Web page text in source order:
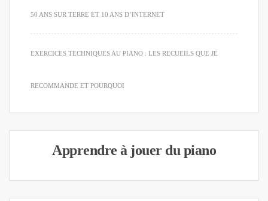
50 ANS SUR TERRE ET 10 ANS D’INTERNET
EXERCICES TECHNIQUES AU PIANO : LES RECUEILS QUE JE
RECOMMANDE ET POURQUOI
Apprendre à jouer du piano